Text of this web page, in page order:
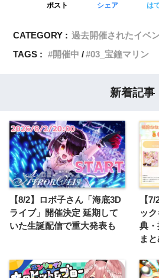
ポスト シェア は
CATEGORY : 過去開催されたイベ
TAGS :
開催中 03_宝鐘マリン
新着記事
【8/2】ロボ子さん「海底3D
ライブ」開催決定 延期して
いた生誕配信で重大発表も
【
ッ
典
ま